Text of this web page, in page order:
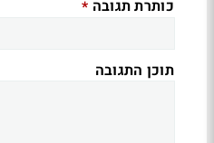
כותרת תגובה *
תוכן התגובה